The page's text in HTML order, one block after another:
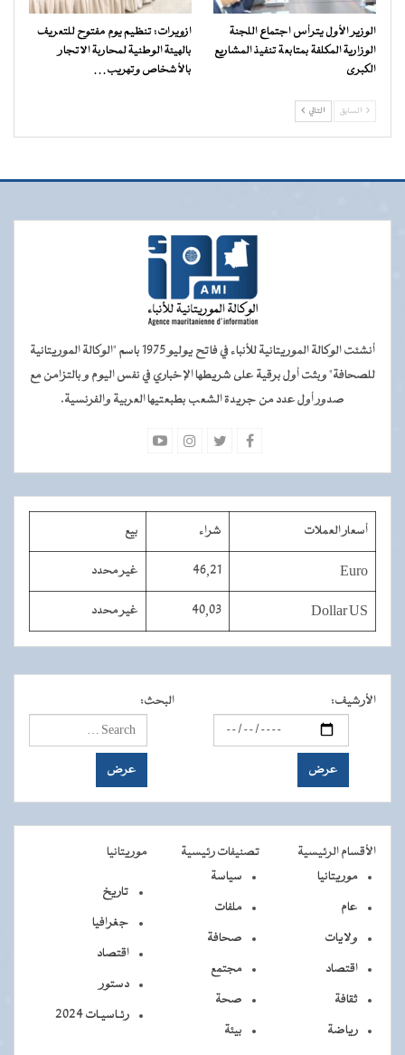
الوزير الأول يترأس اجتماع اللجنة
الوزارية المكلفة بمتابعة تنفيذ المشاريع
الكبرى
ازويرات: تنظيم يوم مفتوح للتعريف
بالهيئة الوطنية لمحاربة الاتجار
بالأشخاص وتهريب…
السابق التالي
أنشئت الوكالة الموريتانية للأنباء في فاتح يوليو 1975 باسم "الوكالة الموريتانية
للصحافة" وبثت أول برقية على شريطها الإخباري في نفس اليوم و بالتزامن مع
صدور أول عدد من جريدة الشعب بطبعتيها العربية والفرنسية.
أسعار العملات شراء بيع
Euro
46,21 غير محدد
Dollar US
40,03 غير محدد
الأرشيف: البحث:
الأقسام الرئيسية تصنيفات رئيسية
موريتانيا
موريتانيا
عام
ولايات
اقتصاد
ثقافة
رياضة
سياسة
ملفات
صحافة
مجتمع
صحة
بيئة
تاريخ
جغرافيا
اقتصاد
دستور
رئـاسيـات 2024